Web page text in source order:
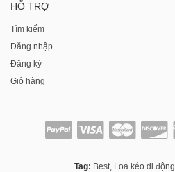
HỖ TRỢ
Tìm kiếm
Đăng nhập
Đăng ký
Giỏ hàng
Tag: Best, Loa kéo di động